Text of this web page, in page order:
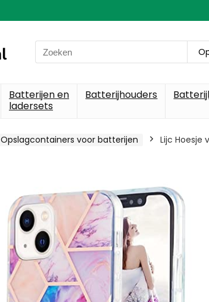
Search
for:
Batterijen en
ladersets
Batterijhouders
Opslagcontainers voor batterijen
Lijc Hoesje